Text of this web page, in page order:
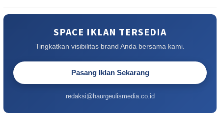
SPACE IKLAN TERSEDIA
Tingkatkan visibilitas brand Anda bersama kami.
Pasang Iklan Sekarang
redaksi@haurgeulismedia.co.id